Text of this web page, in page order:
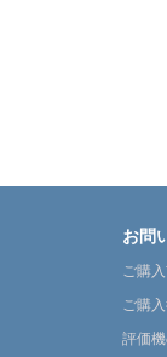
お問
ご購
ご購
評価